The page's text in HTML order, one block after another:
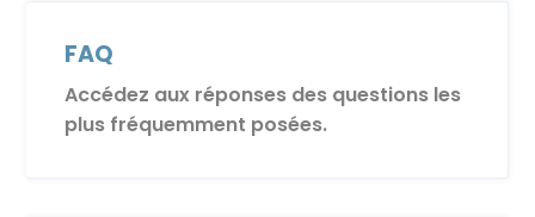
FAQ
Accédez aux réponses des questions les
plus fréquemment posées.